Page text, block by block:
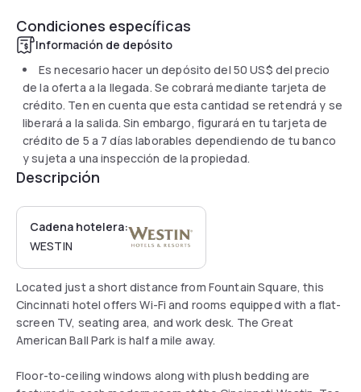
Condiciones específicas
Información de depósito
Es necesario hacer un depósito del 50 US$ del precio
de la oferta a la llegada. Se cobrará mediante tarjeta de
crédito. Ten en cuenta que esta cantidad se retendrá y se
liberará a la salida. Sin embargo, figurará en tu tarjeta de
crédito de 5 a 7 días laborables dependiendo de tu banco
y sujeta a una inspección de la propiedad.
Descripción
Cadena hotelera:
WESTIN
Located just a short distance from Fountain Square, this
Cincinnati hotel offers Wi-Fi and rooms equipped with a flat-
screen TV, seating area, and work desk. The Great
American Ball Park is half a mile away.
Floor-to-ceiling windows along with plush bedding are